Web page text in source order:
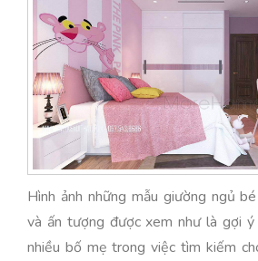
Hình ảnh những mẫu giường ngủ
và ấn tượng được xem như là gợi ý
nhiều bố mẹ trong việc tìm kiếm